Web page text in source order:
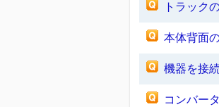
トラック
本体背面
機器を接
コンバー